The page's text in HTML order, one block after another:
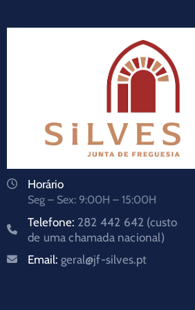
Horário
Seg – Sex: 9:00H – 15:00H
Telefone: 282 442 642 (custo
de uma chamada nacional)
Email: geral@jf-silves.pt